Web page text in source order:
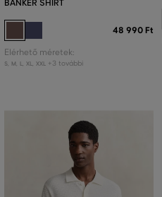
BANKER SHIRT
48 990 Ft
Elérhető méretek:
S, M L XL XXL +3 további